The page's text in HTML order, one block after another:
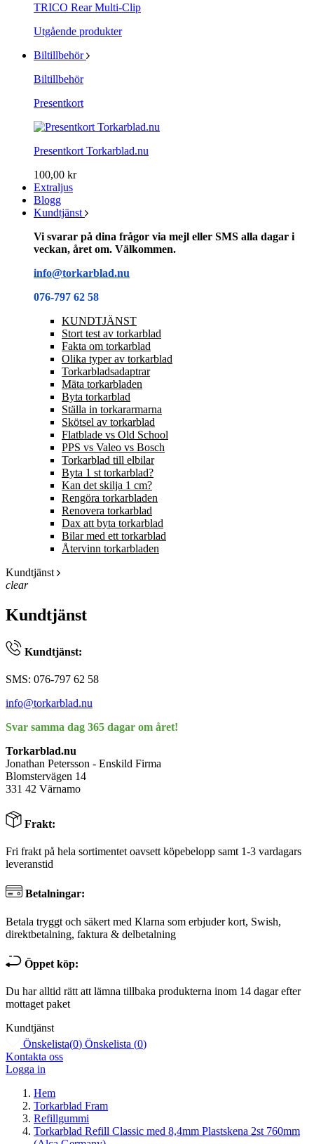
TRICO Rear Multi-Clip
Utgående produkter
Biltillbehör
Biltillbehör
Presentkort
Presentkort Torkarblad.nu
100,00 kr
Extraljus
Blogg
Kundtjänst
Vi svarar på dina frågor via mejl eller SMS alla dagar i
veckan, året om. Välkommen.
info@torkarblad.nu
076-797 62 58
KUNDTJÄNST
Stort test av torkarblad
Fakta om torkarblad
Olika typer av torkarblad
Torkarbladsadaptrar
Mäta torkarbladen
Byta torkarblad
Ställa in torkararmarna
Skötsel av torkarblad
Flatblade vs Old School
PPS vs Valeo vs Bosch
Torkarblad till elbilar
Byta 1 st torkarblad?
Kan det skilja 1 cm?
Rengöra torkarbladen
Renovera torkarblad
Dax att byta torkarblad
Bilar med ett torkarblad
Återvinn torkarbladen
Kundtjänst
clear
Kundtjänst
Kundtjänst:
SMS: 076-797 62 58
info@torkarblad.nu
Svar samma dag 365 dagar om året!
Torkarblad.nu
Jonathan Petersson - Enskild Firma
Blomstervägen 14
331 42 Värnamo
Frakt:
Fri frakt på hela sortimentet oavsett köpebelopp samt 1-3 vardagars
leveranstid
Betalningar:
Betala tryggt och säkert med Klarna som erbjuder kort, Swish,
direktbetalning, faktura & delbetalning
Öppet köp:
Du har alltid rätt att lämna tillbaka produkterna inom 14 dagar efter
mottaget paket
Kundtjänst
Önskelista(0) Önskelista (0)
Kontakta oss
Logga in
Hem
Torkarblad Fram
Refillgummi
Torkarblad Refill Classic med 8,4mm Plastskena 2st 760mm